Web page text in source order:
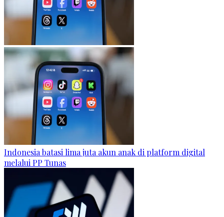
Indonesia batasi lima juta akun anak di platform digital
melalui PP Tunas